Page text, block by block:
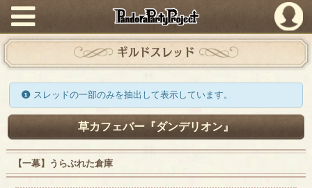
PandoraPartyProject
ギルドスレッド
スレッドの一部のみを抽出して表示しています。
草カフェバー『ダンデリオン』
【一幕】うらぶれた倉庫